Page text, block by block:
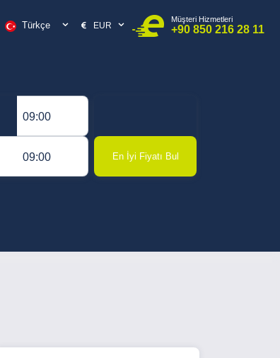
Türkçe EUR
Müşteri Hizmetleri
+90 850 216 28 11
09:00
09:00 En İyi Fiyatı Bul